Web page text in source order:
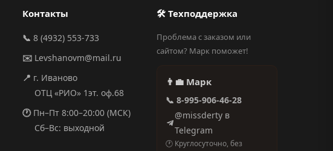
Контакты
📞 8 (4932) 553-733
✉️ Levshanovm@mail.ru
📍 г. Иваново
ОТЦ «РИО» 1эт. оф.68
🕐Пн–Пт 8:00–20:00 (МСК)
Сб–Вс: выходной
🛠 Техподдержка
Проблема с заказом или
сайтом? Марк поможет!
👨‍💼 Марк
📞 8-995-906-46-28
@missderty в
Telegram
🕐 Круглосуточно, без